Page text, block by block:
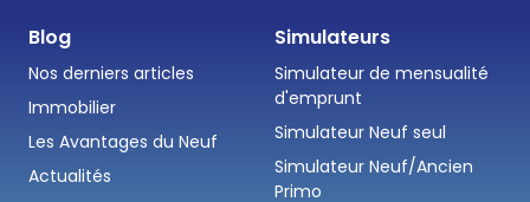
Blog
Nos derniers articles
Immobilier
Les Avantages du Neuf
Actualités
Simulateurs
Simulateur de mensualité
d'emprunt
Simulateur Neuf seul
Simulateur Neuf/Ancien
Primo